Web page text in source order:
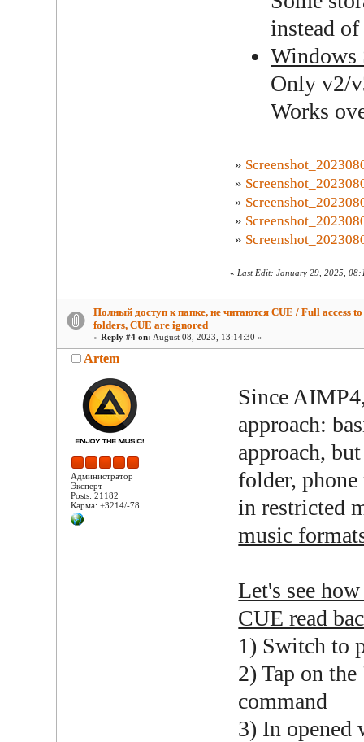
instead
Windows
Only v2/
Works
»
»
»
»
»
« Last Edit: January 29, 2025,
Полный доступ к папке, не читаются CUE / Full access to
folders, CUE are ignored
« Reply #4 on: August 08, 2023, 13:14:30 »
Artem
Администратор
Эксперт
Posts: 21182
Карма: +3214/-78
Since
approach:
approach,
folder,
in restricted
music
Let's see
CUE read
1) Switch to
2) Tap on
command
3) In opened